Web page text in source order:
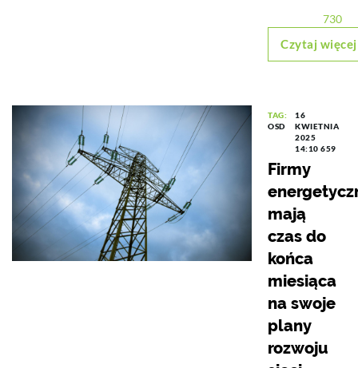
730
Czytaj więcej
TAG:
OSD
16
KWIETNIA
2025
14:10 659
Firmy
mają
czas do
końca
miesiąca
na swoje
plany
rozwoju